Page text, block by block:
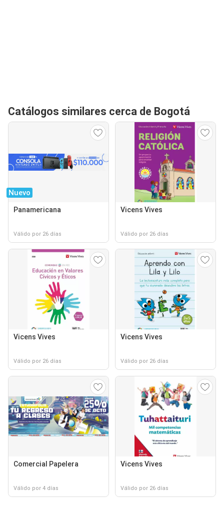
Catálogos similares cerca de Bogotá
Nuevo
Panamericana
Válido por 26 días
Vicens Vives
Válido por 26 días
Vicens Vives
Válido por 26 días
Vicens Vives
Válido por 26 días
Comercial Papelera
Válido por 4 días
Vicens Vives
Válido por 26 días